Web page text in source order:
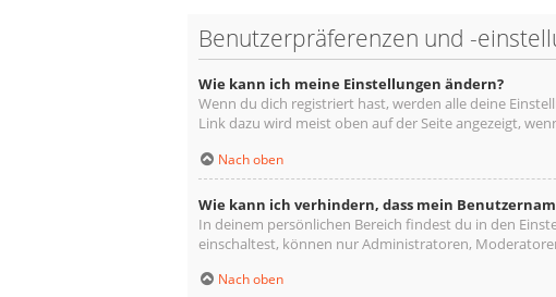
Benutzerpräferenzen und -
Wie kann ich meine Einstellungen ändern?
Wenn du dich registriert hast, werden alle deine
Link dazu wird meist oben auf der Seite angezeigt,
Nach oben
Wie kann ich verhindern, dass mein
In deinem persönlichen Bereich findest du in den
einschaltest, können nur Administratoren,
Nach oben